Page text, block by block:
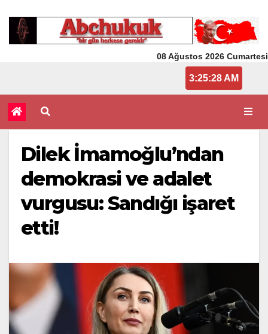
08 Ağustos 2026 Cumartesi
03:25:28
Dilek İmamoğlu’ndan
demokrasi ve adalet
vurgusu: Sandığı işaret
etti!